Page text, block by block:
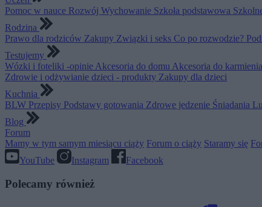
Pomoc w nauce Rozwój Wychowanie Szkoła podstawowa
Rodzina
Prawo dla rodziców Zakupy Związki i seks Co po rozwodzie?
Testujemy
Wózki i foteliki -opinie Akcesoria do domu Akcesoria do karmienia
Zdrowie i odżywianie dzieci - produkty Zakupy dla dzieci
Kuchnia
BLW Przepisy Podstawy gotowania Zdrowe jedzenie Śniadania
Blog
Forum
Mamy w tym samym miesiącu ciąży Forum o ciąży Staramy się
YouTube
Instagram Facebook
Polecamy również